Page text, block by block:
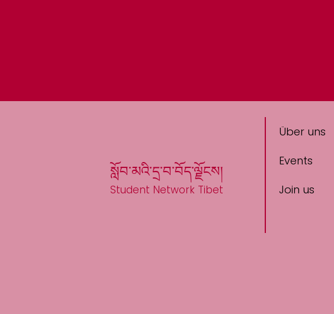
སློབ་མའི་དྲ་བ་བོད་ལྗོངས།
Student Network Tibet
Über uns
Events
Join us